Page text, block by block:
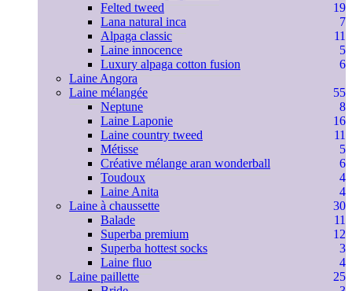
Felted tweed
19
Lana natural inca
7
Alpaga classic
11
Laine innocence
5
Luxury alpaga cotton fusion
6
Laine Angora
Laine mélangée
55
Neptune
8
Laine Laponie
16
Laine country tweed
11
Métisse
5
Créative mélange aran wonderball
6
Toudoux
4
Laine Anita
4
Laine à chaussette
30
Balade
11
Superba premium
12
Superba hottest socks
3
Laine fluo
4
Laine paillette
25